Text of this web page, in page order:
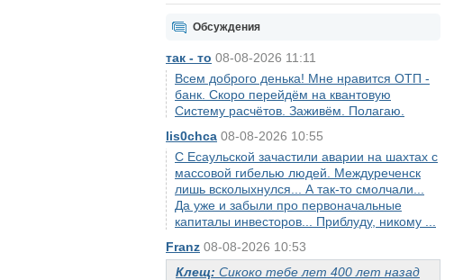
Обсуждения
так - то 08-08-2026 11:11
Всем доброго денька! Мне нравится ОТП -
банк. Скоро перейдём на квантовую
Систему расчётов. Заживём. Полагаю.
lis0chca 08-08-2026 10:55
С Есаульской зачастили аварии на шахтах с
массовой гибелью людей. Междуреченск
лишь всколыхнулся... А так-то смолчали...
Да уже и забыли про первоначальные
капиталы инвесторов... Приблуду, никому ...
Franz 08-08-2026 10:53
Клещ: Сикоко тебе лет 400 лет назад